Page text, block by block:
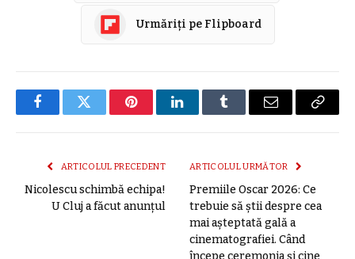
Urmăriți pe Flipboard
FacebookTwitter PinterestLinkedInTumblr E-
ARTICOLUL PRECEDENT
Nicolescu schimbă echipa!
U Cluj a făcut anunțul
ARTICOLUL URMĂTOR
Premiile Oscar 2026: Ce
trebuie să știi despre cea
mai așteptată gală a
cinematografiei. Când
începe ceremonia și cine